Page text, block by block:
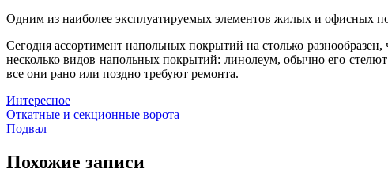
Одним из наиболее эксплуатируемых элементов жилых и офисных
Сегодня ассортимент напольных покрытий на столько
несколько видов напольных покрытий: линолеум, обычно его
все они рано или поздно требуют ремонта.
Интересное
Навигация
по
записям
Откатные и секционные ворота
Подвал
Похожие записи